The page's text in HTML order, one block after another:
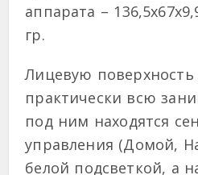
аппарата –
гр.
Лицевую поверхность
практически всю
под ним находятся
управления (Домой,
белой подсветкой, а